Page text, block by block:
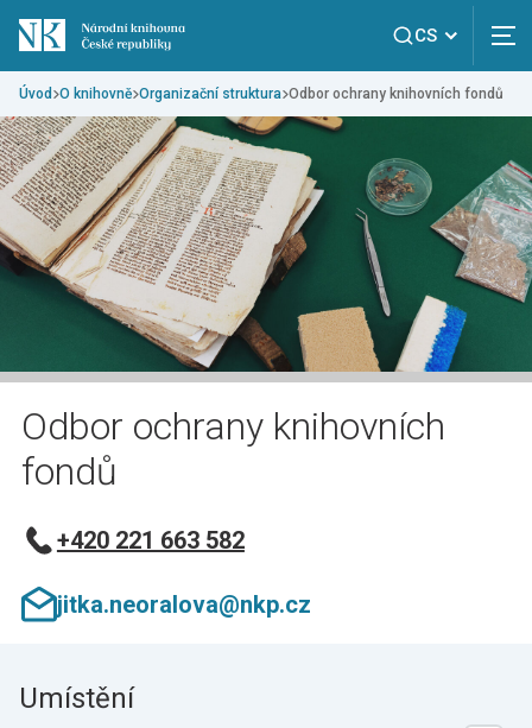
CS
Úvod O knihovně Organizační struktura Odbor ochrany knihovních fondů
Odbor ochrany knihovních
fondů
+420 221 663 582
jitka.neoralova@nkp.cz
Umístění